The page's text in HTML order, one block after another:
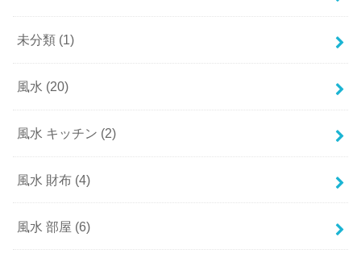
未分類 (1)
風水 (20)
風水 キッチン (2)
風水 財布 (4)
風水 部屋 (6)